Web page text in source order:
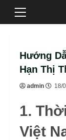
Skip
Primary
Hướng
Hạn Thị
admin 18/
1.
Việt